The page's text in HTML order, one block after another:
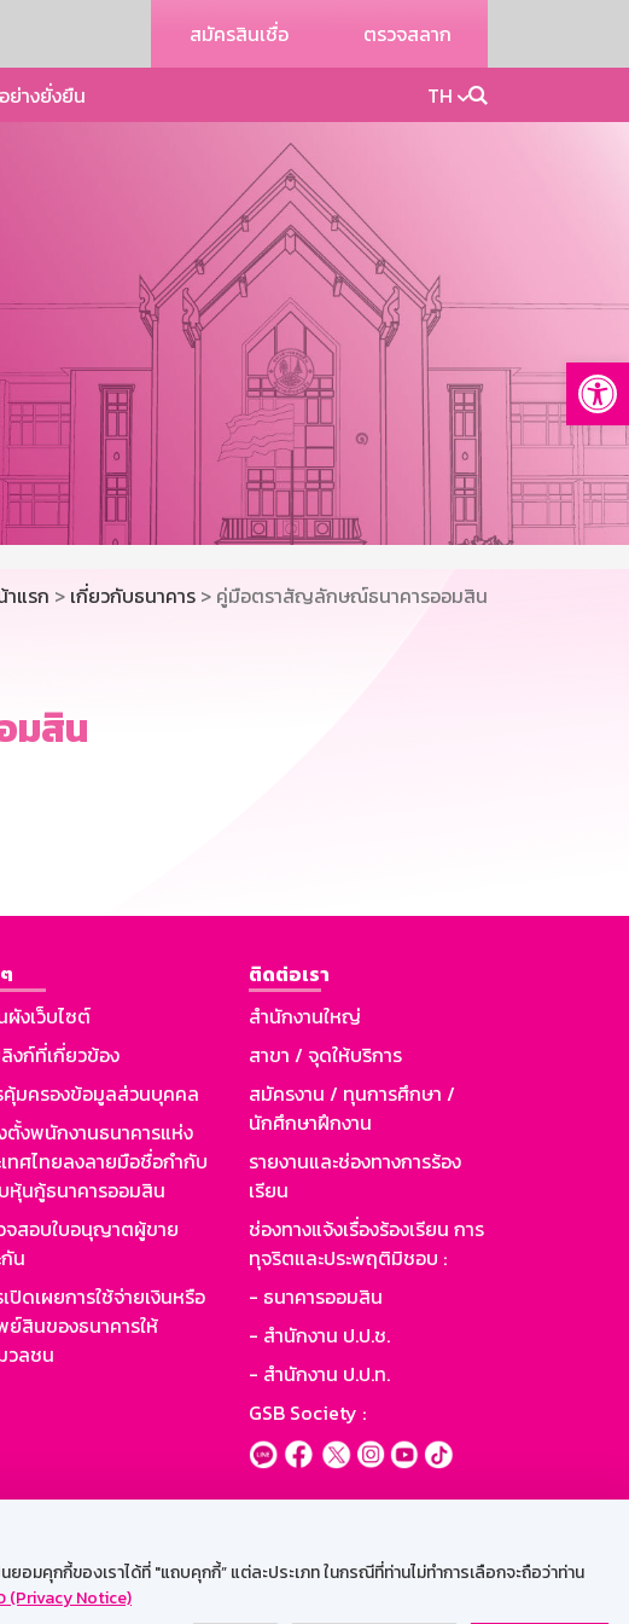
มคุกกี้ของเราได้ที่ "แถบคุกกี้” แต่ละประเภท ในกรณีที่ท่านไม่ทำการเลือกจะถือว่าท่าน
(Privacy Notice)
สมัครสินเชื่อ ตรวจสลาก
างยั่งยืน TH
าแรก > เกี่ยวกับธนาคาร > คู่มือตราสัญลักษณ์ธนาคารออมสิน
มสิน
ผังเว็บไซต์
ลิงก์ที่เกี่ยวข้อง
คุ้มครองข้อมูลส่วนบุคคล
ตั้งพนักงานธนาคารแห่ง
เทศไทยลงลายมือชื่อกำกับ
หุ้นกู้ธนาคารออมสิน
จสอบใบอนุญาตผู้ขาย
น
ปิดเผยการใช้จ่ายเงินหรือ
ย์สินของธนาคารให้
วลชน
ติดต่อเรา
สำนักงานใหญ่
สาขา / จุดให้บริการ
สมัครงาน / ทุนการศึกษา /
นักศึกษาฝึกงาน
รายงานและช่องทางการร้อง
เรียน
ช่องทางแจ้งเรื่องร้องเรียน การ
ทุจริตและประพฤติมิชอบ :
- ธนาคารออมสิน
- สำนักงาน ป.ป.ช.
- สำนักงาน ป.ป.ท.
GSB Society :